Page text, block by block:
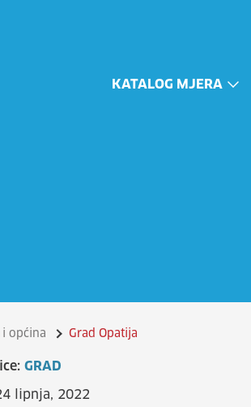
KATALOG MJERA
općina Grad Opatija
GRAD
lipnja, 2022